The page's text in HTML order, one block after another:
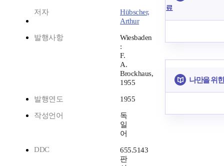
저자
Hübscher,
Arthur
발행사항
Wiesbaden
:
F.
A.
Brockhaus,
1955
발행연도 1955
작성언어
독
일
어
DDC
655.5143
판
료
나만을 위